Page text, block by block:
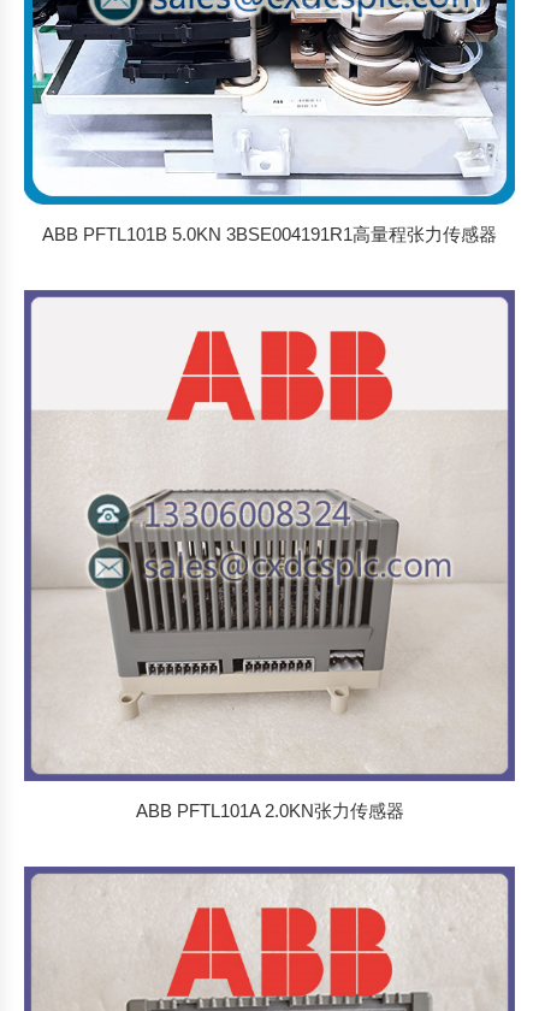
ABB PFTL101B 5.0KN 3BSE004191R1高量程张力传感器
ABB PFTL101A 2.0KN张力传感器